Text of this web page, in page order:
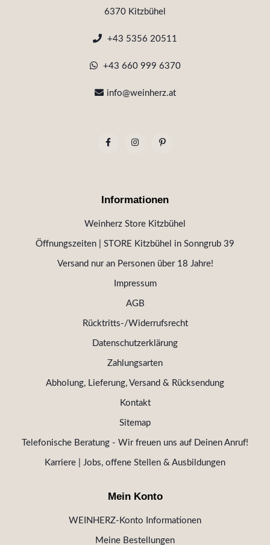
6370 Kitzbühel
+43 5356 20511
+43 660 999 6370
info@weinherz.at
Informationen
Weinherz Store Kitzbühel
Öffnungszeiten | STORE Kitzbühel in Sonngrub 39
Versand nur an Personen über 18 Jahre!
Impressum
AGB
Rücktritts-/Widerrufsrecht
Datenschutzerklärung
Zahlungsarten
Abholung, Lieferung, Versand & Rücksendung
Kontakt
Sitemap
Telefonische Beratung - Wir freuen uns auf Deinen Anruf!
Karriere | Jobs, offene Stellen & Ausbildungen
Mein Konto
WEINHERZ-Konto Informationen
Meine Bestellungen